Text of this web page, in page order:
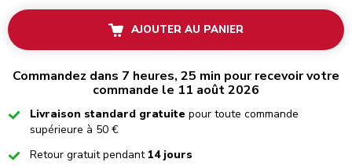
AJOUTER AU PANIER
Commandez dans 7 heures, 25 min pour recevoir votre
commande le 11 août 2026
CheckedLivraison standard gratuite pour toute commande
supérieure à 50 €
CheckedRetour gratuit pendant 14 jours